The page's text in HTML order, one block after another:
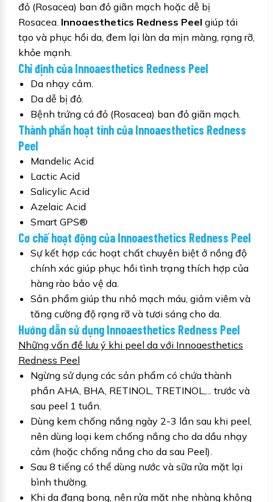
đỏ (Rosacea) ban đỏ giãn mạch hoặc dễ bị
Rosacea. Innoaesthetics Redness Peel giúp tái
tạo và phục hồi da, đem lại làn da mịn màng, rạng rỡ,
khỏe mạnh.
Chỉ định của Innoaesthetics Redness Peel
Da nhạy cảm.
Da dễ bị đỏ.
Bệnh trứng cá đỏ (Rosacea) ban đỏ giãn mạch.
Thành phần hoạt tính của Innoaesthetics Redness
Peel
Mandelic Acid
Lactic Acid
Salicylic Acid
Azelaic Acid
Smart GPS®
Cơ chế hoạt động của Innoaesthetics Redness Peel
Sự kết hợp các hoạt chất chuyên biệt ở nồng độ
chính xác giúp phục hồi tình trạng thích hợp của
hàng rào bảo vệ da.
Sản phẩm giúp thu nhỏ mạch máu, giảm viêm và
tăng cường độ rạng rỡ và tươi sáng cho da.
Hướng dẫn sử dụng Innoaesthetics Redness Peel
Những vấn đề lưu ý khi peel da với Innoaesthetics
Redness Peel
Ngừng sử dụng các sản phẩm có chứa thành
phần AHA, BHA, RETINOL, TRETINOL,... trước và
sau peel 1 tuần.
Dùng kem chống nắng ngày 2-3 lần sau khi peel,
nên dùng loại kem chống nắng cho da dầu nhạy
cảm (hoặc chống nắng cho da sau Peel).
Sau 8 tiếng có thể dùng nước và sữa rửa mặt lại
bình thường.
Khi da đang bong, nên rửa mặt nhẹ nhàng không